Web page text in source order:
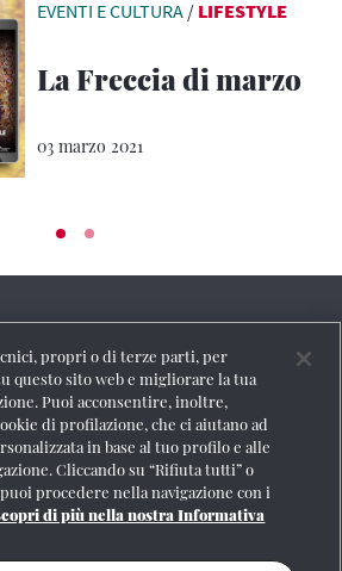
EVENTI E CULTURA / LIFESTYLE
La Freccia di marzo
03 marzo 2021
FS Italiane
informazioni
propri o di terze parti, per
questo sito web e migliorare la tua
Puoi acconsentire, inoltre,
di profilazione, che ci aiutano ad
in base al tuo profilo e alle
Cliccando su “Rifiuta tutti” o
procedere nella navigazione con i
di più nella nostra Informativa